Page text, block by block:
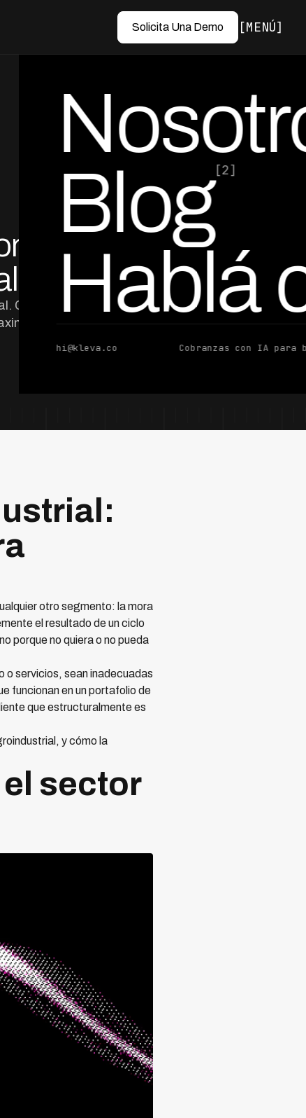
Solicita Una Demo MENÚ
Blog[2]
Hablá
hi@kleva.co Cobranzas con IA para
Conocé las
la
por Ed Escobar
Co-Founder & CEO
otro segmento: la mora
el resultado de un ciclo
porque no quiera o no pueda
o servicios, sean inadecuadas
funcionan en un portafolio de
que estructuralmente es
y cómo la
sector